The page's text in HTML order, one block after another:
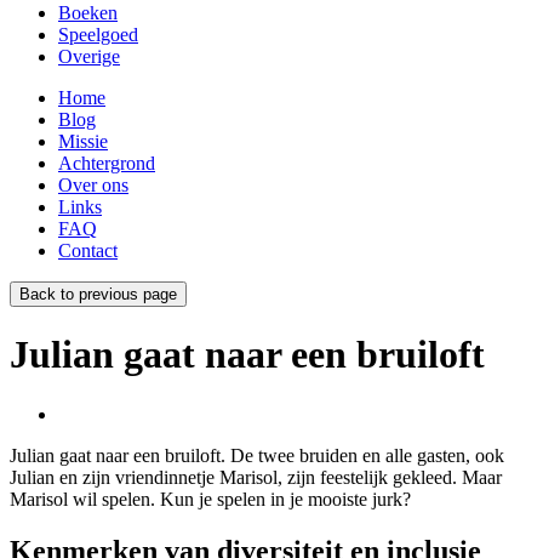
Boeken
Speelgoed
Overige
Home
Blog
Missie
Achtergrond
Over ons
Links
FAQ
Contact
Back to previous page
Julian gaat naar een bruiloft
Julian gaat naar een bruiloft. De twee bruiden en alle gasten, ook
Julian en zijn vriendinnetje Marisol, zijn feestelijk gekleed. Maar
Marisol wil spelen. Kun je spelen in je mooiste jurk?
Kenmerken van diversiteit en inclusie